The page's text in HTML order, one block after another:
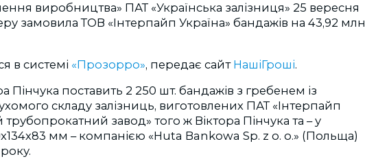
виробництва» ПАТ «Українська залізниця» 25 вересня
замовила ТОВ «Інтерпайп Україна» бандажів на 43,92 млн
в системі «Прозорро», передає сайт НашіГроші.
Пінчука поставить 2 250 шт. бандажів з гребенем із
складу залізниць, виготовлених ПАТ «Інтерпайп
завод» того ж Віктора Пінчука та – у
мм – компанією «Huta Bankowa Sp. z o. o.» (Польща)